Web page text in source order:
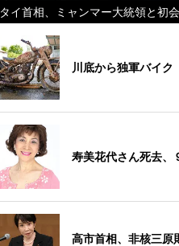
タイ首相、ミャンマー大統領と初
川底から独軍バイク
寿美花代さん死去、
高市首相、非核三原